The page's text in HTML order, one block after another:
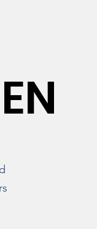
als
erfolgreich